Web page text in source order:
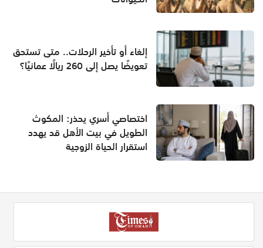
إلغاء أو تأخير الرحلات.. متى تستحق
تعويضًا يصل إلى 260 ريالًا عمانيًا؟
اختصاصي أسري يحذر: المكوث
الطويل في بيت الأهل قد يهدد
استقرار الحياة الزوجية